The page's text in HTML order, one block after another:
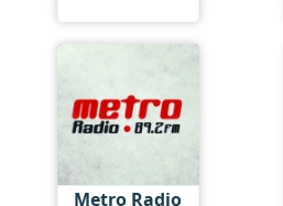
Metro Radio